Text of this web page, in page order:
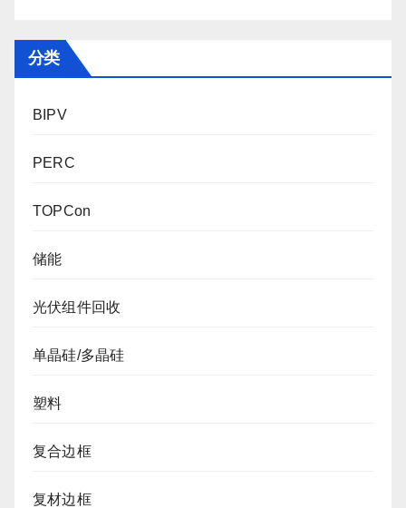
分类
BIPV
PERC
TOPCon
储能
光伏组件回收
单晶硅/多晶硅
塑料
复合边框
复材边框